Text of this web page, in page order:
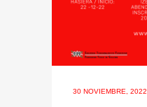
30 NOVIEMBRE, 2022